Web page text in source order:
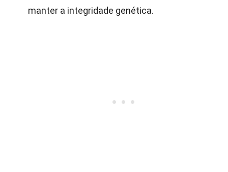
manter a integridade genética.